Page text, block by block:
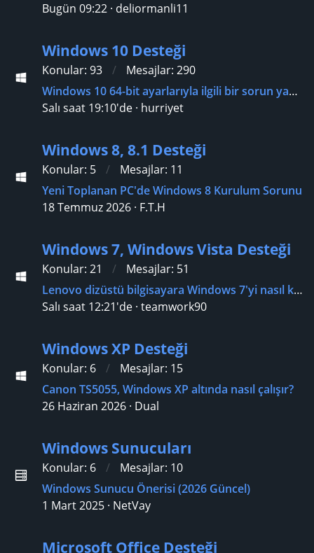
Bugün 09:22 deliormanli11
Windows 10 Desteği
Konular 93 Mesajlar 290
Windows 10 64-bit ayarlarıyla ilgili bir sorun yaşıyorum?
Salı saat 19:10'de hurriyet
Windows 8, 8.1 Desteği
Konular 5 Mesajlar 11
Yeni Toplanan PC'de Windows 8 Kurulum Sorunu
18 Temmuz 2026 F.T.H
Windows 7, Windows Vista Desteği
Konular 21 Mesajlar 51
Lenovo dizüstü bilgisayara Windows 7'yi nasıl kurabilirim?
Salı saat 12:21'de teamwork90
Windows XP Desteği
Konular 6 Mesajlar 15
Canon TS5055, Windows XP altında nasıl çalışır?
26 Haziran 2026 Dual
Windows Sunucuları
Konular 6 Mesajlar 10
Windows Sunucu Önerisi (2026 Güncel)
1 Mart 2025 NetVay
Microsoft Office Desteği